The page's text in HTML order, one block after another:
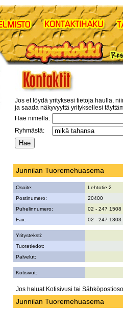
Jos et löydä yrityksesi tietoja haulla,
ja saada näkyvyyttä yrityksellesi
Hae nimellä:
Ryhmästä:
Junnilan Tuoremehuasema
Osoite:
Lehtotie 2
Postinumero:
20400
Puhelinnumero:
02 - 247 1508
Fax:
02 - 247 1303
Yritysteksti:
Tuotetiedot:
Palvelut:
Kotisivut:
Jos haluat Kotisivusi tai
Junnilan Tuoremehuasema